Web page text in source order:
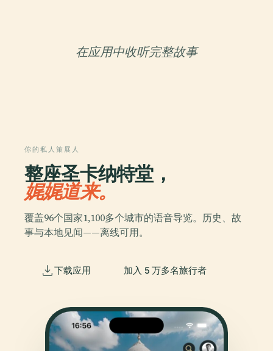
在应用中收听完整故事
你的私人策展人
整座圣卡纳特堂，
娓娓道来。
覆盖96个国家1,100多个城市的语音导览。历史、故
事与本地见闻——离线可用。
下载应用 加入 5 万多名旅行者